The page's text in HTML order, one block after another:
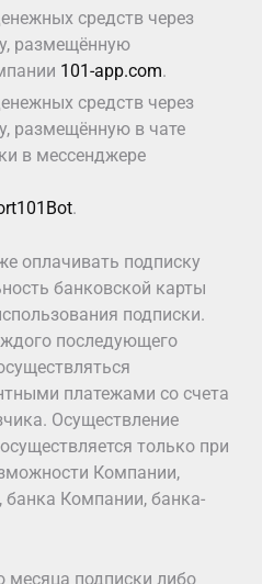
средств через
размещённую
101-app.com.
средств через
размещённую в чате
в мессенджере
.
оплачивать подписку
банковской карты
подписки.
последующего
платежами со счета
Осуществление
только при
Компании,
банка Компании, банка-
месяца подписки либо